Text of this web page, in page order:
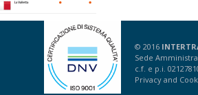
© 2016
Sede
c.f. e p.i.
Privacy and